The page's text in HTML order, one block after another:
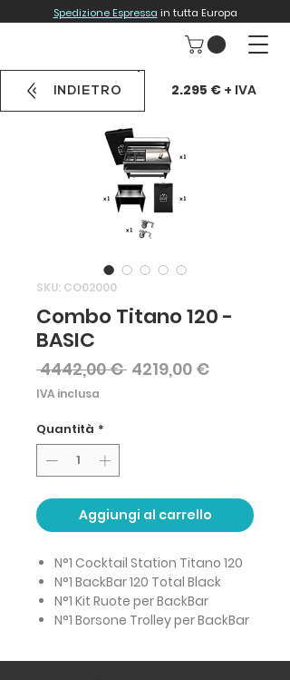
Spedizione Espressa in tutta Europa
SKU: CO02000
Combo Titano 120 -
BASIC
4442,00 € Prezzo
4219,00 €Prezzo
IVA inclusa
Quantità *
Aggiungi al carrello
N°1 Cocktail Station Titano 120
N°1 BackBar 120 Total Black
N°1 Kit Ruote per BackBar
N°1 Borsone Trolley per BackBar
INDIETRO 2.295 €+ IVA